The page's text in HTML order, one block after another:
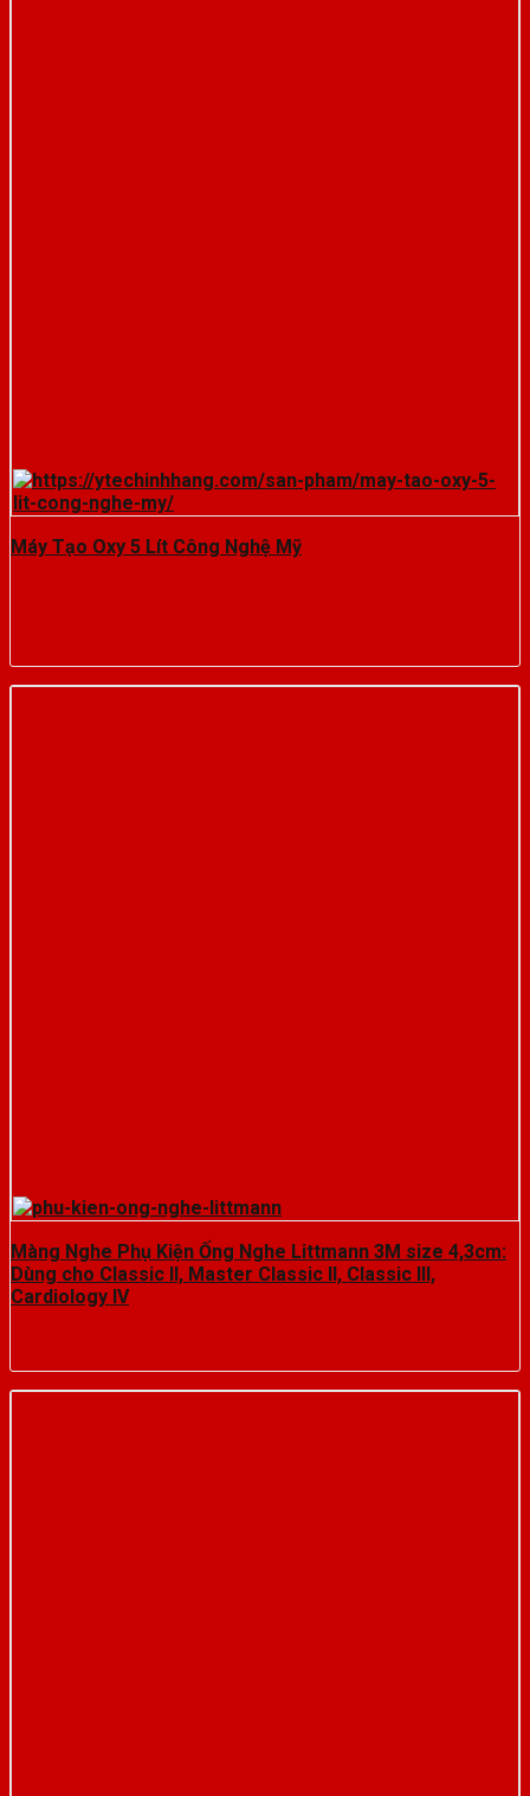
Máy Tạo Oxy 5 Lít Công Nghệ Mỹ
Màng Nghe Phụ Kiện Ống Nghe Littmann 3M size 4,3cm:
Dùng cho Classic II, Master Classic II, Classic III,
Cardiology IV